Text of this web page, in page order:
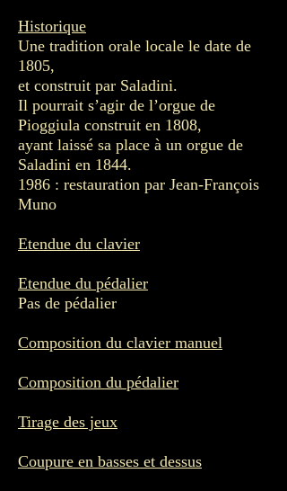
Historique
Une tradition orale locale le date de
1805,
et construit par Saladini.
Il pourrait s’agir de l’orgue de
Pioggiula construit en 1808,
ayant laissé sa place à un orgue de
Saladini en 1844.
1986 : restauration par Jean-François
Muno
Etendue du clavier
Etendue du pédalier
Pas de pédalier
Composition du clavier manuel
Composition du pédalier
Tirage des jeux
Coupure en basses et dessus